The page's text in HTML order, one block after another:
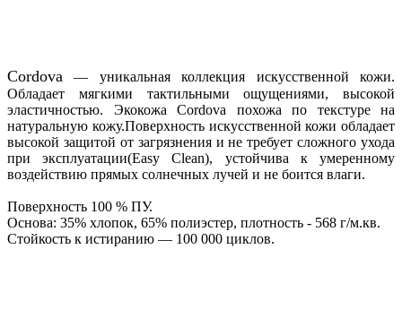
Cordova — уникальная коллекция искусственной кожи.
Обладает мягкими тактильными ощущениями, высокой
эластичностью. Экокожа Cordova похожа по текстуре на
натуральную кожу.Поверхность искусственной кожи обладает
высокой защитой от загрязнения и не требует сложного ухода
при эксплуатации(Easy Clean), устойчива к умеренному
воздействию прямых солнечных лучей и не боится влаги.
Поверхность 100 % ПУ.
Основа: 35% хлопок, 65% полиэстер, плотность - 568 г/м.кв.
Стойкость к истиранию — 100 000 циклов.